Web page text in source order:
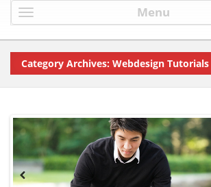
Menu
Category Archives: Webdesign Tutorials